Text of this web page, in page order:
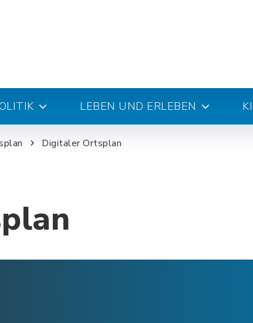
LEBEN UND ERLEBEN
Digitaler Ortsplan